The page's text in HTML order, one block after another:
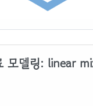
모델링: linear